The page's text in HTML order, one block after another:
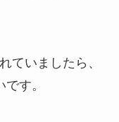
ていましたら、
す。